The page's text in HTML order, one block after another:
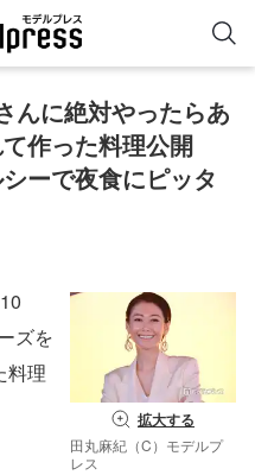
んに絶対やったらあ
作った料理公開
ーで夜食にピッタ
拡大する
田丸麻紀（C）モデルプ
レス
ズを
料理